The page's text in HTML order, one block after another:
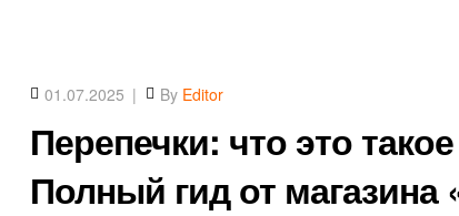
01.07.2025 By Editor
Перепечки: что это
Полный гид от магазина